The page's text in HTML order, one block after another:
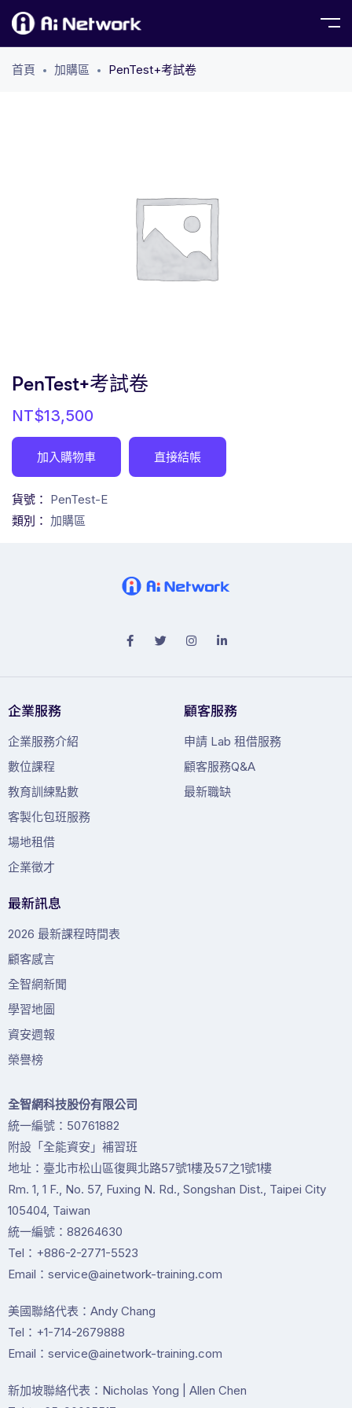
首頁 加購區 PenTest+考試卷
PenTest+考試卷
NT$13,500
加入購物車 直接結帳
貨號： PenTest-E
類別： 加購區
企業服務
企業服務介紹
數位課程
教育訓練點數
客製化包班服務
場地租借
企業徵才
顧客服務
申請 Lab 租借服務
顧客服務Q&A
最新職缺
最新訊息
2026 最新課程時間表
顧客感言
全智網新聞
學習地圖
資安週報
榮譽榜
全智網科技股份有限公司
統一編號：50761882
附設「全能資安」補習班
地址：臺北市松山區復興北路57號1樓及57之1號1樓
Rm. 1, 1 F., No. 57, Fuxing N. Rd., Songshan Dist., Taipei City
105404, Taiwan
統一編號：88264630
Tel：+886-2-2771-5523
Email：service@ainetwork-training.com
美國聯絡代表：Andy Chang
Tel：+1-714-2679888
Email：service@ainetwork-training.com
新加坡聯絡代表：Nicholas Yong | Allen Chen